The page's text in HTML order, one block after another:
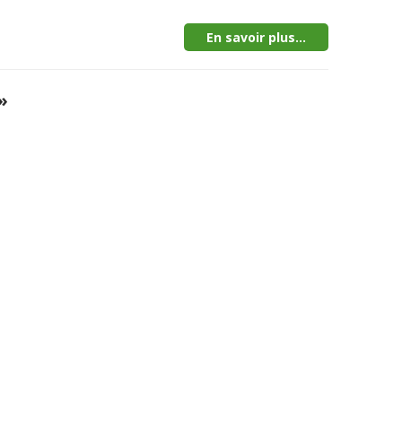
En savoir plus...